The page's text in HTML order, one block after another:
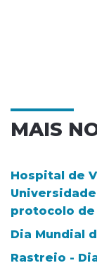
MAIS
Hospital de
protocolo de
Dia Mundial
Rastreio -